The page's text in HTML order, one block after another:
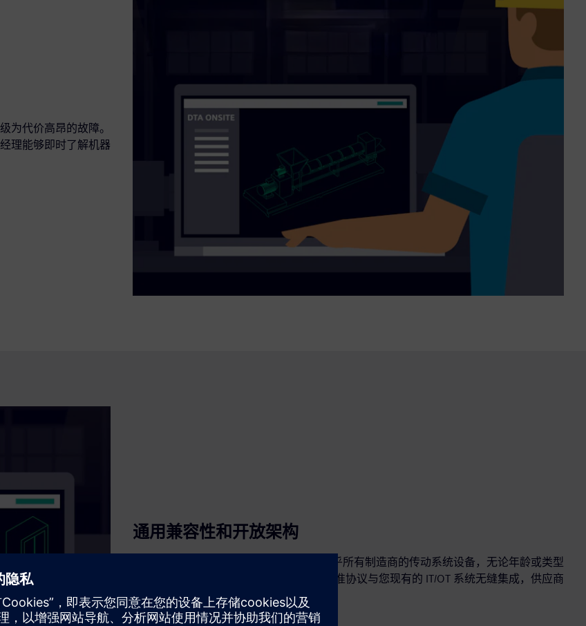
为代价高昂的故障。
理能够即时了解机器
通用兼容性和开放架构
使用开放的、有文档记录的接口，连接几乎所有制造商的传动系统设备，无论年龄或类型
如何。通过 MQTT、gRPC 和 OPC UA 等标准协议与您现有的 IT/OT 系统无缝集成，供应商
锁定为零。